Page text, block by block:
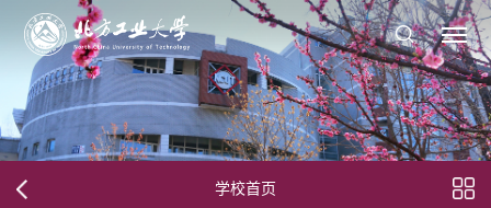
学校首页